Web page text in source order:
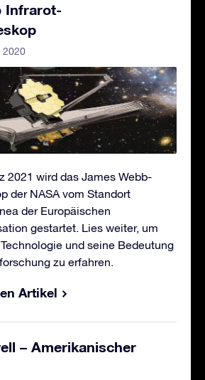
Infrarot-
2020
2021 wird das James Webb-
der NASA vom Standort
der Europäischen
gestartet. Lies weiter, um
und seine Bedeutung
zu erfahren.
Artikel
– Amerikanischer